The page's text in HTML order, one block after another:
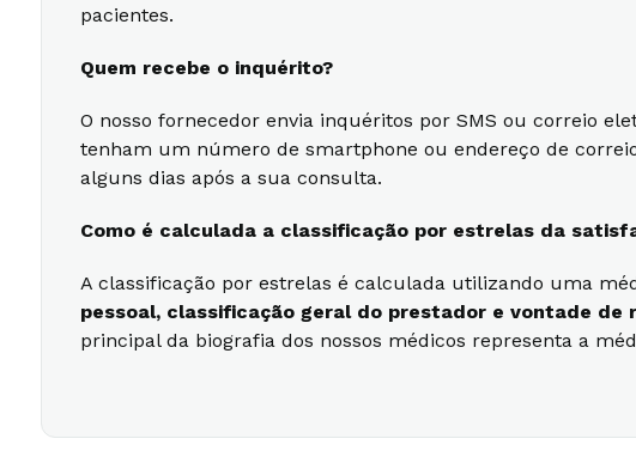
pacientes.
Quem recebe o inquérito?
O nosso fornecedor envia inquéritos por SMS ou correio
tenham um número de smartphone ou endereço de
alguns dias após a sua consulta.
Como é calculada a classificação por estrelas da
A classificação por estrelas é calculada utilizando uma
pessoal, classificação geral do prestador e vontade
principal da biografia dos nossos médicos representa a